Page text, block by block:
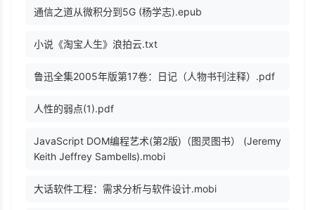
通信之道从微积分到5G (杨学志).epub
小说《淘宝人生》浪拍云.txt
鲁迅全集2005年版第17卷：日记（人物书刊注释）.pdf
人性的弱点(1).pdf
JavaScript DOM编程艺术(第2版)（图灵图书） (Jeremy
Keith Jeffrey Sambells).mobi
大话软件工程：需求分析与软件设计.mobi